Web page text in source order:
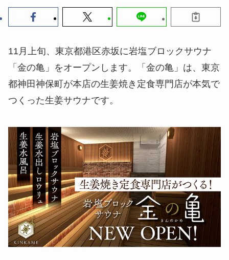
11月上旬、東京都港区赤坂に岩塩ブロックサウナ
「金の亀」をオープンします。「金の亀」は、東京
都神田神保町が本店の生姜焼き定食専門店が本気で
つくった生姜サウナです。